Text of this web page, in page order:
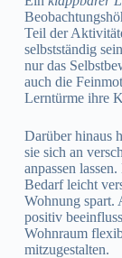
Teil der
selbstständig
nur das
auch die
Lerntürme ihre
Darüber hinaus
sie sich an
anpassen
Bedarf leicht
Wohnung spart.
positiv
Wohnraum
mitzugestalten.